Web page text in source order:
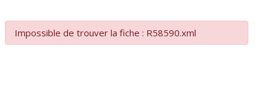
Impossible de trouver la fiche : R58590.xml